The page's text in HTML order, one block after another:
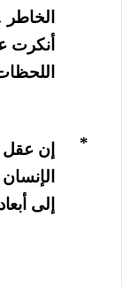
أنكرت
*
إن عقل
إلى